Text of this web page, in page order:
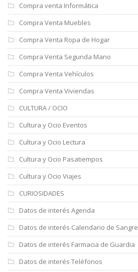
Compra venta Informática
Compra Venta Muebles
Compra Venta Ropa de Hogar
Compra Venta Segunda Mano
Compra Venta Vehículos
Compra Venta Viviendas
CULTURA / OCIO
Cultura y Ocio Eventos
Cultura y Ocio Lectura
Cultura y Ocio Pasatiempos
Cultura y Ocio Viajes
CURIOSIDADES
Datos de interés Agenda
Datos de interés Calendario de Sangre
Datos de interés Farmacia de Guardia
Datos de interés Teléfonos